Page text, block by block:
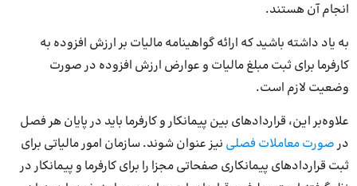
انجام آن هستند.
به یاد داشته باشید که ارائه گواهینامه مالیات بر ارزش افزوده به
کارفرما برای ثبت مبلغ مالیات و عوارض ارزش افزوده در صورت
وضعیت لازم است.
علاوه‌بر این، قراردادهای بین پیمانکار و کارفرما باید در پایان هر فصل
درصورت معاملات فصلی نیز عنوان شوند. سازمان امور مالیاتی برای
ثبت قراردادهای پیمانکاری صفحاتی مجزا را برای کارفرما و پیمانکار در